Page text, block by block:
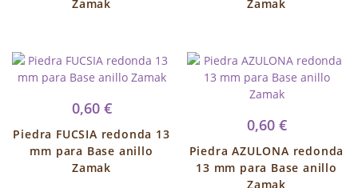
Zamak
Zamak
0,60 €
Piedra FUCSIA redonda 13
mm para Base anillo
Zamak
0,60 €
Piedra AZULONA redonda
13 mm para Base anillo
Zamak